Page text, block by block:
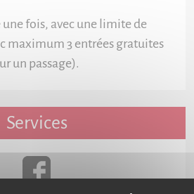
fois, avec une limite de
maximum 3 entrées gratuites
un passage).
Services